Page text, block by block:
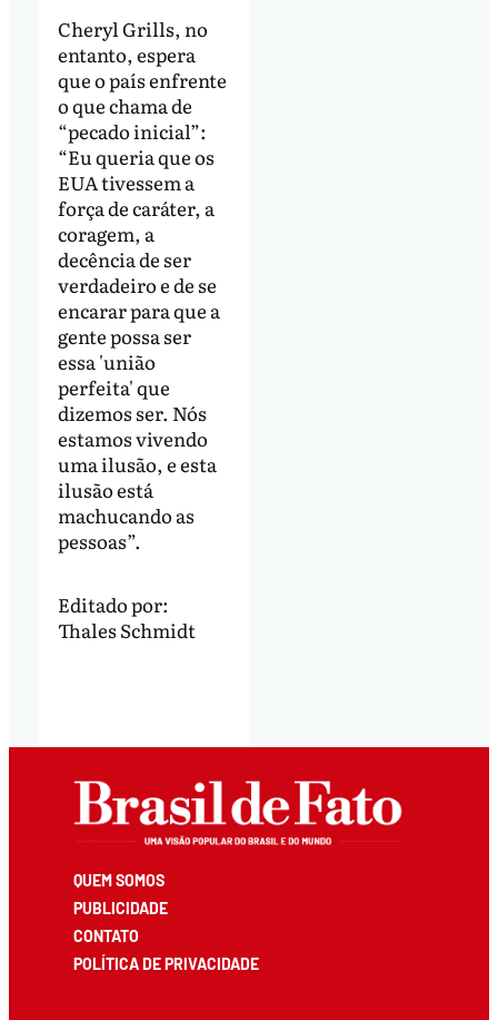
Cheryl Grills, no
entanto, espera
que o país enfrente
o que chama de
“pecado inicial”:
“Eu queria que os
EUA tivessem a
força de caráter, a
coragem, a
decência de ser
verdadeiro e de se
encarar para que a
gente possa ser
essa 'união
perfeita' que
dizemos ser. Nós
estamos vivendo
uma ilusão, e esta
ilusão está
machucando as
pessoas”.
Editado por:
Thales Schmidt
QUEM SOMOS
PUBLICIDADE
CONTATO
POLÍTICA DE PRIVACIDADE